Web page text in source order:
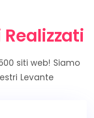
siti web! Siamo
Levante